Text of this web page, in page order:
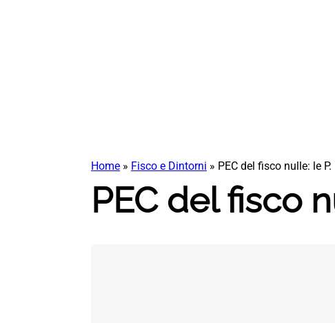
Home » Fisco e Dintorni » PEC del fisco nulle: le
PEC del fisco